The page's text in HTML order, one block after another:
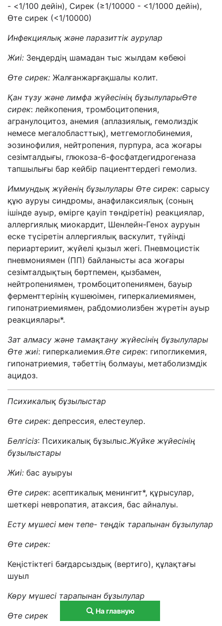
- <1/100 дейін), Сирек (≥1/10000 - <1/1000 дейін),
Өте сирек (<1/10000)
Инфекциялық және паразиттік аурулар
Жиі: Зеңдердің шамадан тыс жылдам көбеюі
Өте сирек: Жалғанжарғақшалы колит.
Қан түзу және лимфа жүйесінің бұзылуларыӨте
сирек: лейкопения, тромбоцитопения,
агранулоцитоз, анемия (аплазиялық, гемолиздік
немесе мегалобласттық), метгемоглобинемия,
эозинофилия, нейтропения, пурпура, аса жоғары
сезімталдығы, глюкоза-6-фосфатдегидрогеназа
тапшылығы бар кейбір пациенттердегі гемолиз.
Иммундық жүйенің бұзылулары Өте сирек: сарысу
құю ауруы синдромы, анафилаксиялық (соның
ішінде ауыр, өмірге қауіп төндіретін) реакциялар,
аллергиялық миокардит, Шенлейн-Генох ауруын
еске түсіретін аллергиялық васкулит, түйінді
периартериит, жүйелі қызыл жегі. Пневмоцистік
пневмониямен (ПП) байланысты аса жоғары
сезімталдықтың бөртпемен, қызбамен,
нейтропениямен, тромбоцитопениямен, бауыр
ферменттерінің күшеюімен, гиперкалиемиямен,
гипонатриемиямен, рабдомиолизбен жүретін ауыр
реакциялары*.
Зат алмасу және тамақтану жүйесінің бұзылулары
Өте жиі: гиперкалиемия.Өте сирек: гипогликемия,
гипонатриемия, тәбеттің болмауы, метаболизмдік
ацидоз.
Психикалық бұзылыстар
Өте сирек: депрессия, елестеулер.
Белгісіз: Психикалық бұзылыс.Жүйке жүйесінің
бұзылыстары
Жиі: бас ауыруы
Өте сирек: асептикалық менингит*, құрысулар,
шеткері невропатия, атаксия, бас айналуы.
Есту мүшесі мен тепе- теңдік тарапынан бұзылулар
Өте сирек:
Кеңістіктегі бағдарсыздық (вертиго), құлақтағы
шуыл
Көру мүшесі тарапынан бұзылулар
Өте сирек
На главную